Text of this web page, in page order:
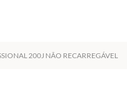
200J NÃO RECARREGÁVEL